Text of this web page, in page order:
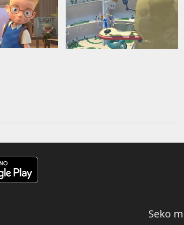
Seko